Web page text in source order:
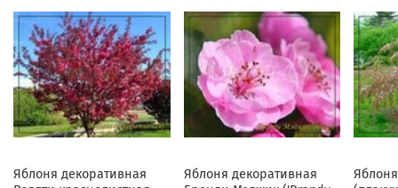
Яблоня декоративная
Яблоня декоративная